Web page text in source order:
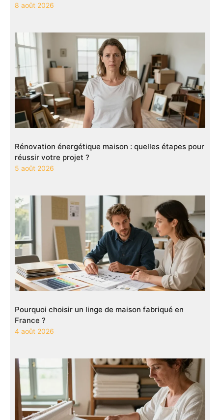
8 août 2026
Rénovation énergétique maison : quelles étapes pour
réussir votre projet ?
5 août 2026
Pourquoi choisir un linge de maison fabriqué en
France ?
4 août 2026